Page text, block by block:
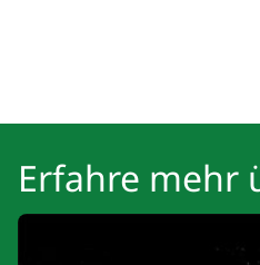
Erfahre mehr